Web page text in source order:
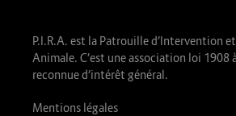
P.I.R.A. est la Patrouille d’Intervention
Animale. C’est une association loi
reconnue d’intérêt général.
Mentions légales